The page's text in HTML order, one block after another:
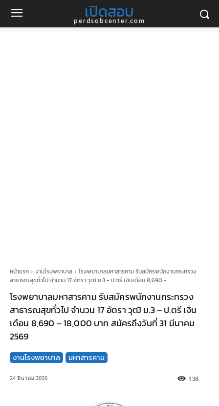
เปิดสอบ
perdsobcenter.com
หน้าแรก งานโรงพยาบาล
โรงพยาบาลมหาสารคาม รับสมัครพนักงานกระทรวง
สาธารณสุขทั่วไป จำนวน 17 อัตรา วุฒิ ม.3 - ป.ตรี เงินเดือน 8,690 -...
โรงพยาบาลมหาสารคาม รับสมัครพนักงานกระทรวง
สาธารณสุขทั่วไป จำนวน 17 อัตรา วุฒิ ม.3 – ป.ตรี เงิน
เดือน 8,690 – 18,000 บาท สมัครถึงวันที่ 31 มีนาคม
2569
งานโรงพยาบาล มหาสารคาม
24 มีนาคม 2026 138